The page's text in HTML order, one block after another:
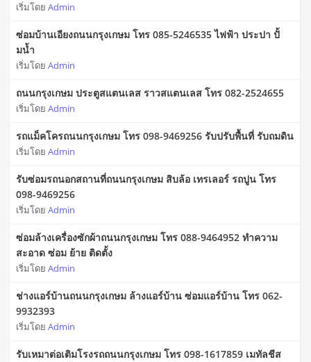
เริ่มโดย Admin
ซ่อมบ้านเอียงถนนกรุงเกษม โทร 085-5246535 ไฟฟ้า ประปา ปั้
มน้ำ
เริ่มโดย Admin
ถนนกรุงเกษม ประตูสแตนเลส ราวสแตนเลส โทร 082-2524655
เริ่มโดย Admin
รถแม็คโครถนนกรุงเกษม โทร 098-9469256 รับปรับพื้นที่ รับถมดิน
เริ่มโดย Admin
รับซ่อมรถนอกสถานที่ถนนกรุงเกษม สิบล้อ เทรเลอร์ รถปูน โทร
098-9469256
เริ่มโดย Admin
ซ่อมล้างเครื่องซักผ้าถนนกรุงเกษม โทร 088-9464952 ทำความ
สะอาด ซ่อม ย้าย ติดตั้ง
เริ่มโดย Admin
ช่างแอร์บ้านถนนกรุงเกษม ล้างแอร์บ้าน ซ่อมแอร์บ้าน โทร 062-
9932393
เริ่มโดย Admin
รับเหมาต่อเติมโรงรถถนนกรุงเกษม โทร 098-1617859 เมทัลชีส